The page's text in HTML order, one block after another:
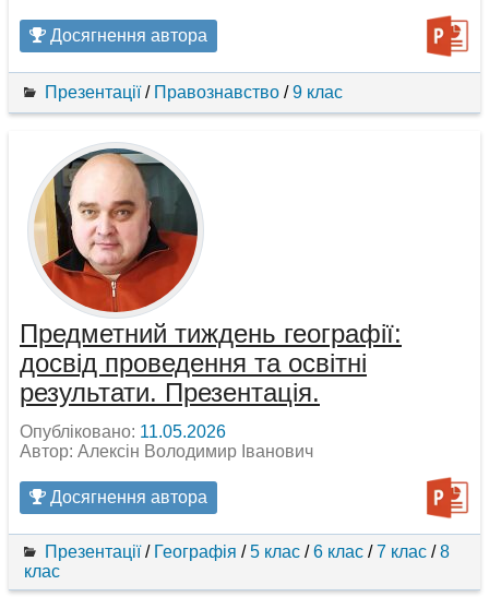
Досягнення автора
Презентації/ Правознавство /9 клас
Предметний тиждень географії:
досвід проведення та освітні
результати. Презентація.
Опубліковано: 11.05.2026
Автор: Алексін Володимир Іванович
Досягнення автора
Презентації/ Географія /5 клас /6 клас /7 клас /8
клас